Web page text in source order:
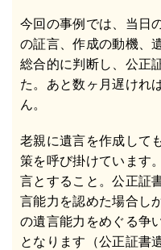
今回の事例では、当日
の証言、作成の動機、
総合的に判断し、公正
た。あと数ヶ月遅けれ
ん。
老親に遺言を作成して
策を呼び掛けています
言とすること。公正証
言能力を認めた場合し
の遺言能力をめぐる争
となります（公正証書